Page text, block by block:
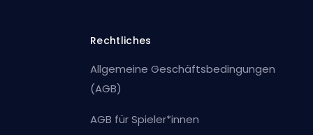
Rechtliches
Allgemeine Geschäftsbedingungen
(AGB)
AGB für Spieler*innen